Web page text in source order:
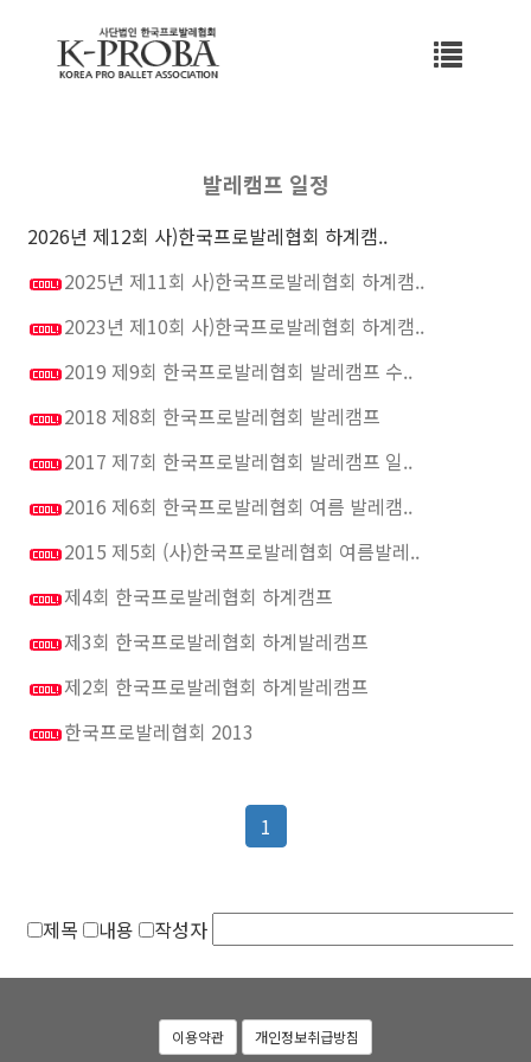
Toggle
발레캠프 일정
2026년 제12회 사)한국프로발레협회 하계캠..
2025년 제11회 사)한국프로발레협회 하계캠..
2023년 제10회 사)한국프로발레협회 하계캠..
2019 제9회 한국프로발레협회 발레캠프 수..
2018 제8회 한국프로발레협회 발레캠프
2017 제7회 한국프로발레협회 발레캠프 일..
2016 제6회 한국프로발레협회 여름 발레캠..
2015 제5회 (사)한국프로발레협회 여름발레..
제4회 한국프로발레협회 하계캠프
제3회 한국프로발레협회 하계발레캠프
제2회 한국프로발레협회 하계발레캠프
한국프로발레협회 2013
1
제목 내용 작성자
이용약관 개인정보취급방침